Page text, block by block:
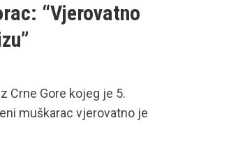
“Vjerovatno
Crne Gore kojeg je 5.
muškarac vjerovatno je